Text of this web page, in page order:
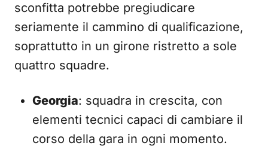
sconfitta potrebbe pregiudicare
seriamente il cammino di qualificazione,
soprattutto in un girone ristretto a sole
quattro squadre.
Georgia: squadra in crescita, con
elementi tecnici capaci di cambiare il
corso della gara in ogni momento.